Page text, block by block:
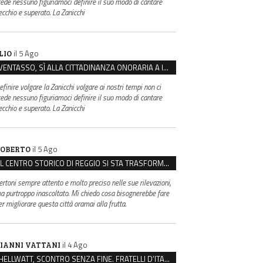
e superato. La Zanicchi
il 5 Ago
VENTASSO, SÌ ALLA CITTADINANZA ONORARIA A IVA ZANICCHI. MA BARGIACCHI: “È DI PESSIMO GUSTO”
volgare la Zanicchi volgare ai nostri tempi non ci
nessuno figuriamoci definire il suo modo di cantare
e superato. La Zanicchi
il 5 Ago
IL CENTRO STORICO DI REGGIO SI STA TRASFORMANDO, E NON IN MEGLIO
sempre attento e molto preciso nelle sue rilevazioni,
purtroppo inascoltato. Mi chiedo cosa bisognerebbe fare
migliorare questa città oramai alla frutta.
VATTANI il 4 Ago
HELLWATT, SCONTRO SENZA FINE. FRATELLI D’ITALIA: “MILANI PORTA DOCUMENTI, DE FRANCO INSULTI”